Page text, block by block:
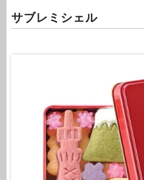
サブレミシェル